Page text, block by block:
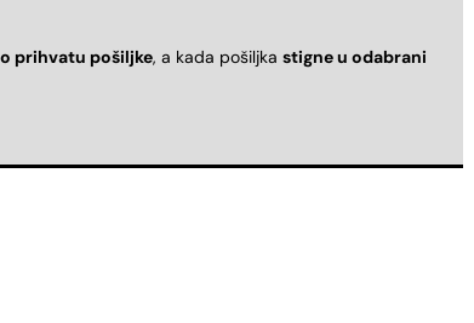
prihvatu pošiljke, a kada pošiljka stigne u odabrani